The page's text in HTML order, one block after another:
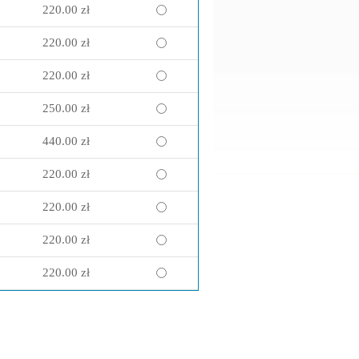
220.00 zł
220.00 zł
220.00 zł
250.00 zł
440.00 zł
220.00 zł
220.00 zł
220.00 zł
220.00 zł